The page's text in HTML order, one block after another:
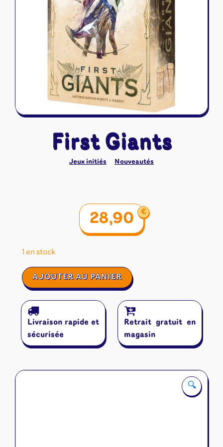
Naruto Mythos
Autres
Tapis de jeu
🔍
First Giants
Jeux initiés Nouveautés
28,90 €
1 en stock
quantité
de
Giants
AJOUTER AU PANIER
Livraison rapide et
sécurisée
Retrait gratuit en
magasin